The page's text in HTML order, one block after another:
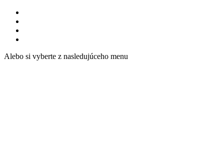
Alebo si vyberte z nasledujúceho menu